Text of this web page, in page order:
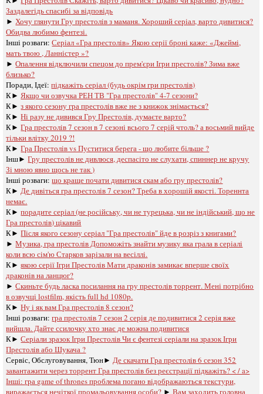
Заздалегідь спасибі за відповідь
► Хочу глянути Гру престолів з маманя. Хороший серіал, варто дивитися?
Обидва любимо фентезі.
Інші розваги: ​​Серіал «Гра престолів» Якою серії броні каже: «Джеймі,
мать твою , Ланністер »?
►Опалення відключили спецом до прем'єри Ігри престолів? Зима вже
близько?
Поради, Ідеї:підкажіть серіал (будь окрім гри престолів)
К► Якщо чи озвучка РЕН ТВ "Гра престолів" 4-7 сезони?
К►з якого сезону гра престолів вже не з книжок знімається?
К►Ні разу не дивився Гру Престолів, думаєте варто?
К►Гра престолів 7 сезон в 7 сезоні всього 7 серій чтоль? а восьмий вийде
тільки влітку 2019 ?!
К►Гра Престолів vs Пуститися берега - що любите більше ?
Інш►Гру престолів не дивлюся, деспасіто не слухати, спиннер не кручу
Зі мною явно щось не так )
Інші розваги: ​​що краще почати дивитися скам або гру престолів?
К► Де дивіться гра престолів 7 сезон? Треба в хорошій якості. Тореннта
немає.
К►порадите серіал (не російську, чи не турецька, чи не індійський, що не
Гра престолів) цікавий
К►Після якого сезону серіал "Гра престолів" йде в розріз з книгами?
►Музика, гра престолів Допоможіть знайти музику яка грала в серіалі
коли всю сім'ю Старков зарізали на весіллі.
К►якою серії Ігри Престолів Мати драконів замикає вперше своїх
драконів на ланцюг?
►Скиньте будь ласка посилання на гру престолів торрент. Мені потрібно
в озвучці lostfilm, якість full hd 1080p.
К►Ну і як вам Гра престолів 8 сезон?
Інші розваги: ​​гра престолів 7 сезон 2 серія де подивитися 2 серія вже
вийшла. Дайте ссилочку хто знає де можна подивитися
К►Серіали зразок Ігри Престолів Чи є фентезі серіали на зразок Ігри
Престолів або Шукача ?
Сервіс, Обслуговування, Тюн► Де скачати Гра престолів 6 сезон 352
завантажити через торрент Гра престолів без реєстрації підкажіть? < / a>
Інші:гра game of thrones проблема погано відображаються текстури,
виражається нечіткої промальовування особи? ►Вам заходить головна